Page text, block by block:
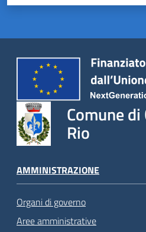
gli
Comune
Rio
AMMINISTRAZIONE
Organi di governo
Aree amministrative